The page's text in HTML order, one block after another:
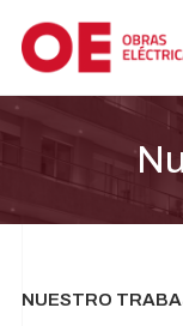
NUESTRO